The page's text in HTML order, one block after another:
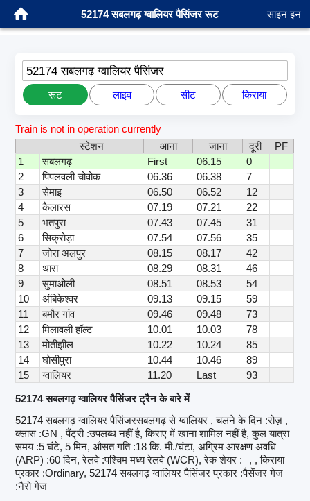
52174 सबलगढ़ ग्वालियर पैसिंजर रूट साइन इन
52174 सबलगढ़ ग्वालियर पैसिंजर
रूट लाइव सीट किराया
Train is not in operation currently
स्टेशन
आना जाना दूरी
PF
1
सबलगढ़ First 06.15
0
2
पिपलवली चोवोक 06.36 06.38
7
3
सेमाइ 06.50 06.52
12
4
कैलारस 07.19 07.21
22
5
भतपुरा 07.43 07.45
31
6
सिक्रोड़ा 07.54 07.56
35
7
जोरा अलपुर 08.15 08.17
42
8
थारा 08.29 08.31
46
9
सुमाओली 08.51 08.53
54
10
अंबिकेश्वर 09.13 09.15
59
11
बमौर गांव 09.46 09.48
73
12
मिलावली हॉल्ट 10.01 10.03
78
13
मोतीझील 10.22 10.24
85
14
घोसीपुरा 10.44 10.46
89
15
ग्वालियर 11.20 Last
93
52174 सबलगढ़ ग्वालियर पैसिंजर ट्रैन के बारे में
52174 सबलगढ़ ग्वालियर पैसिंजरसबलगढ़ से ग्वालियर , चलने के दिन :रोज़ ,
क्लास :GN , पैंट्री :उपलब्ध नहीं है, किराए में खाना शामिल नहीं है, कुल यात्रा
समय :5 घंटे, 5 मिन, औसत गति :18 कि. मी./घंटा, अग्रिम आरक्षण अवधि
(ARP) :60 दिन, रेलवे :पश्चिम मध्य रेलवे (WCR), रेक शेयर :
, , किराया
प्रकार :Ordinary, 52174 सबलगढ़ ग्वालियर पैसिंजर प्रकार :पैसेंजर गेज
:नैरो गेज